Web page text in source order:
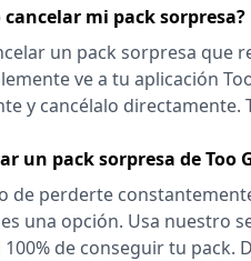
cancelar mi pack sorpresa?
un pack sorpresa que
ve a tu aplicación
y cancélalo directamente.
un pack sorpresa de Too
de perderte
una opción. Usa nuestro
de conseguir tu